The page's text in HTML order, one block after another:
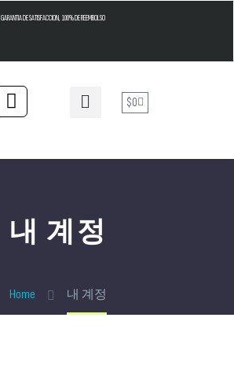
GARANTIA DE SATISFACCION, 100% DE REEMBOLSO
$0
내 계정
Home 내 계정